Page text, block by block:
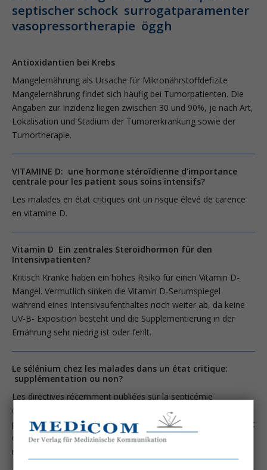
septischer schock surrogatparamenter
vasopressortherapie öggh
Antioxidantien bei Krebs
Mangelernährung als Ursache für Mikronährstoffdefizite
Mangelernährung findet sich häufig bei Tumorpatienten. Die
Angaben zur Inzidenz liegen zwischen 30 und 90%, je nach Art,
Lokalisation und Stadium der Tumorerkrankung sowie der
Tumortherapie.
VITAMINE D: une hormone stéroïdienne d’importance
centrale pour les patient sous soins intensifs?
Les malades en état critiques ont un risque élevé de carence
en vitamine D.
Vitamin D Ein zentrales Steroidhormon für den
Intensivpatienten?
Kritisch Kranke haben ein hohes Risiko für einen Vitamin D-
Mangel. Vermutlich sinken die Vitamin D-Serumspiegel
während eines Intensivaufenthaltes noch weiter ab, da keine
UV-B- Exposition besteht und die Supplementierung in der
Ernährung sehr niedrig ist oder fehlt.
Le sélénium chez les malades dans un état critique:
supplémentation ou non?
Les directives récemment publiées sur la septicémie
déconseillent la supplémentation en sélénium bien que l'on ait
pu démontrer que les malades dans un état critique présentent
des taux sanguins réduits de sélénium, et donc aussi une
réduction des protéines vitales contenant du sélénium.